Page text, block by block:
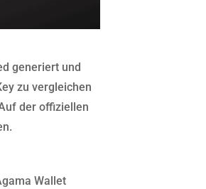
generiert und
zu vergleichen
der offiziellen
Wallet